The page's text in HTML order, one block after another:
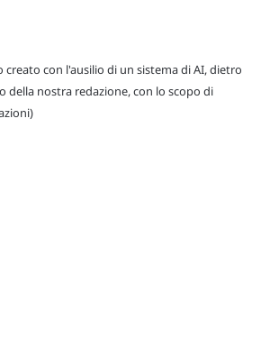
con l'ausilio di un sistema di AI, dietro
della nostra redazione, con lo scopo di